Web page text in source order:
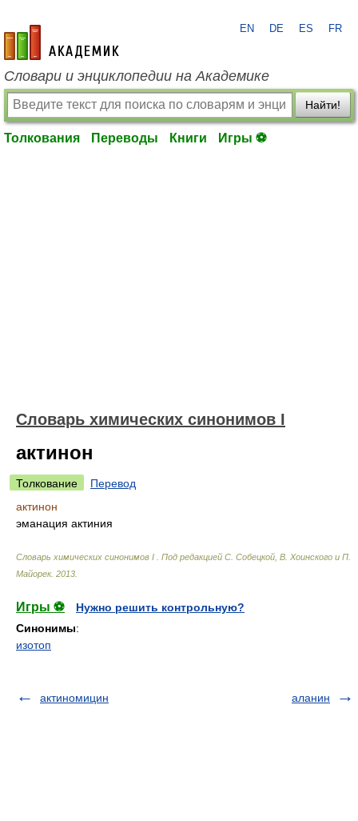
academic.ru
EN DE ES FR
Словари и энциклопедии на Академике
Найти!
Толкования Переводы Книги Игры ⚽
Cловарь химических синонимов I
актинон
Толкование
Перевод
актинон
эманация актиния
Cловарь химических синонимов I
Под редакцией С. Собецкой, В. Хоинского и П.
Майорек. 2013
Игры ⚽
Нужно решить контрольную?
Синонимы:
изотоп
актиномицин аланин